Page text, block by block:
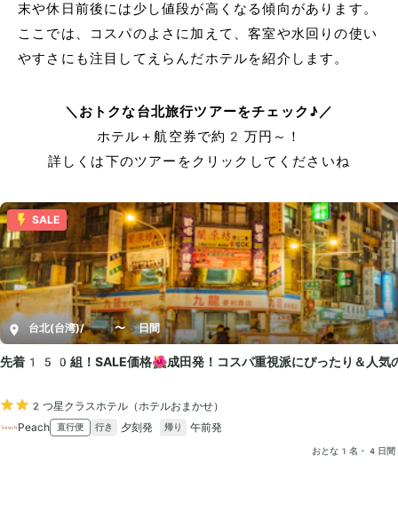
末や休日前後には少し値段が高くなる傾向があります。
ここでは、コスパのよさに加えて、客室や水回りの使い
やすさにも注目してえらんだホテルを紹介します。
＼おトクな台北旅行ツアーをチェック♪／
ホテル＋航空券で約2万円～！
詳しくは下のツアーをクリックしてくださいね